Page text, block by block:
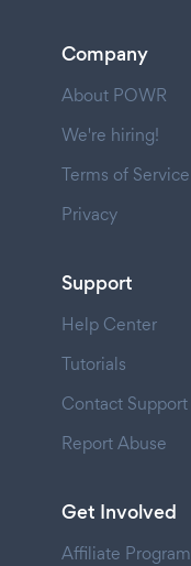
Company
About POWR
We're hiring!
Terms of Service
Privacy
Support
Help Center
Tutorials
Contact Support
Report Abuse
Get Involved
Affiliate Program